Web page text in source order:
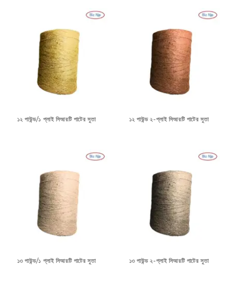
১২ পাউন্ড/১ প্লাই সিআরটি পাটের সুতা ১২ পাউন্ড ২-প্লাই সিআরটি পাটের সুতা
১৩ পাউন্ড/১ প্লাই সিআরটি পাটের সুতা ১৩ পাউন্ড ২-প্লাই সিআরটি পাটের সুতা